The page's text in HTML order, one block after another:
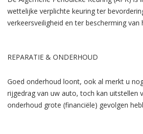
wettelijke verplichte keuring ter
verkeersveiligheid en ter bescherming van
REPARATIE & ONDERHOUD
Goed onderhoud loont, ook al merkt u
rijgedrag van uw auto, toch kan uitstellen
onderhoud grote (financiële) gevolgen